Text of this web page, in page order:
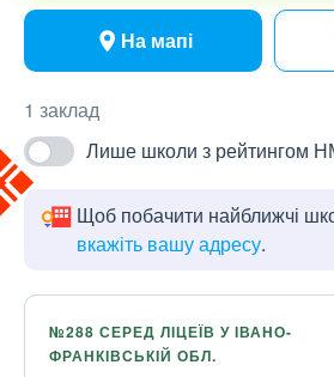
На мапі
1 заклад
Лише школи з рейтингом
Щоб побачити найближчі
вкажіть вашу адресу.
№288 СЕРЕД ЛІЦЕЇВ У ІВАНО-
ФРАНКІВСЬКІЙ ОБЛ.